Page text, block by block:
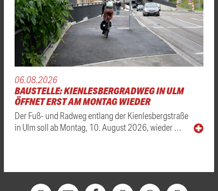
06.08.2026
BAUSTELLE: KIENLESBERGRADWEG IN ULM
ÖFFNET ERST AM MONTAG WIEDER
Der Fuß- und Radweg entlang der Kienlesbergstraße
in Ulm soll ab Montag, 10. August 2026, wieder …